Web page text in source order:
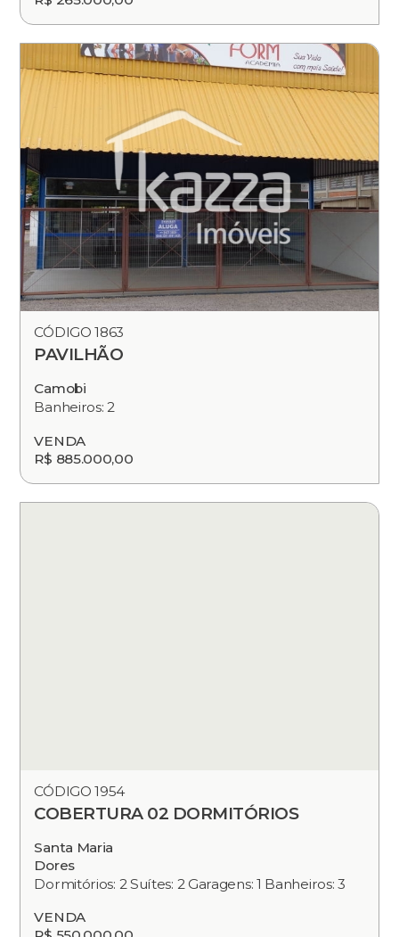
CÓDIGO 1863
PAVILHÃO
Camobi
Banheiros: 2
VENDA
R$ 885.000,00
CÓDIGO 1954
COBERTURA 02 DORMITÓRIOS
Santa Maria
Dores
Dormitórios: 2 Suítes: 2 Garagens: 1 Banheiros: 3
VENDA